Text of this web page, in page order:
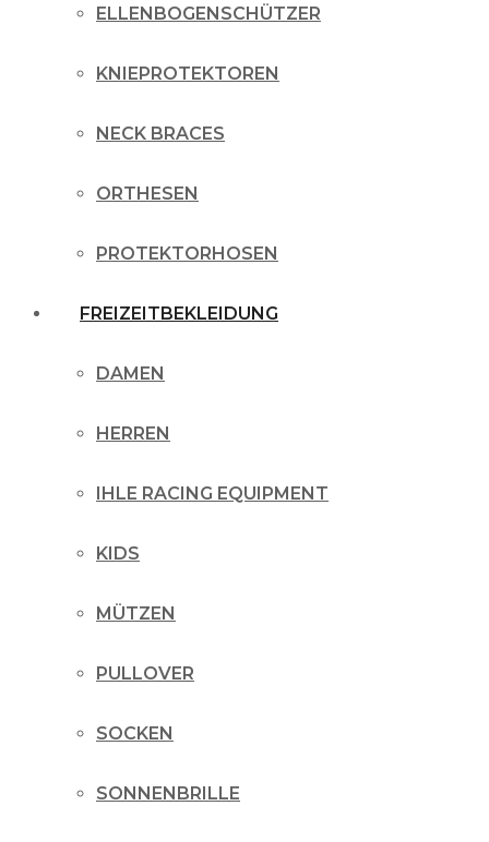
ELLENBOGENSCHÜTZER
KNIEPROTEKTOREN
NECK BRACES
ORTHESEN
PROTEKTORHOSEN
FREIZEITBEKLEIDUNG
DAMEN
HERREN
IHLE RACING EQUIPMENT
KIDS
MÜTZEN
PULLOVER
SOCKEN
SONNENBRILLE